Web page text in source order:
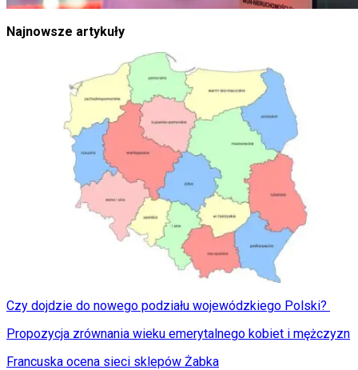
Najnowsze artykuły
Czy dojdzie do nowego podziału wojewódzkiego Polski?
Propozycja zrównania wieku emerytalnego kobiet i mężczyzn
Francuska ocena sieci sklepów Żabka